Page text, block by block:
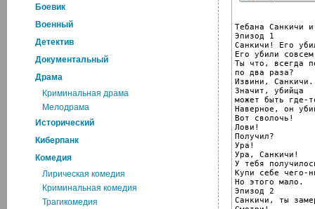
Боевик
Военный
Детектив
Документальный
Драма
Криминальная драма
Мелодрама
Исторический
Киберпанк
Комедия
Лирическая комедия
Криминальная комедия
Трагикомедия
Тебана Санкичи
Эпизод 1
Санкичи! Его
Его убили
Ты что, всегда
по два раза?
Извини,
Значит, убийца
может быть где-
Наверное, он
Вот сволочь!
Лови!
Получил?
Ура!
Ура, Санкичи!
У тебя
Купи себе чего-
Но этого мало.
Эпизод 2
Санкичи, ты